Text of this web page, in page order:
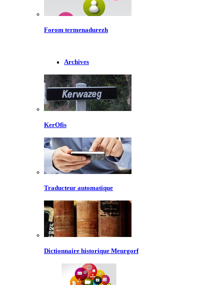
Forom termenadurezh
Archives
KerOfis
Traducteur automatique
Dictionnaire historique Meurgorf